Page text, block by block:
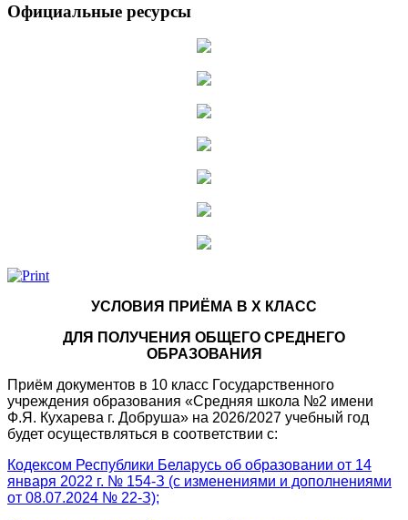
Официальные ресурсы
УСЛОВИЯ ПРИЁМА В X КЛАСС
ДЛЯ ПОЛУЧЕНИЯ ОБЩЕГО СРЕДНЕГО
ОБРАЗОВАНИЯ
Приём документов в 10 класс Государственного
учреждения образования «Средняя школа №2 имени
Ф.Я. Кухарева г. Добруша» на 2026/2027 учебный год
будет осуществляться в соответствии с:
Кодексом Республики Беларусь об образовании от 14
января 2022 г. № 154-З (с изменениями и дополнениями
от 08.07.2024 № 22-З);